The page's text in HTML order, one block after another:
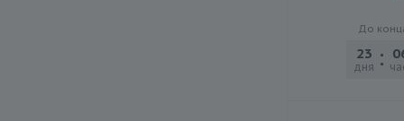
До
23
дня